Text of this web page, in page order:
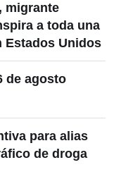
migrante
a toda una
Estados Unidos
de agosto
para alias
de droga